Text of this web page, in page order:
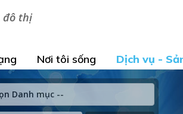
đô thị
Nơi tôi sống Dịch vụ -